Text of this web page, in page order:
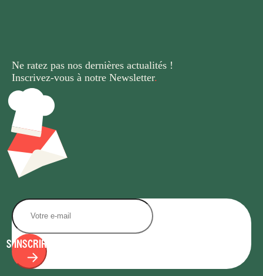
Ne ratez pas nos dernières actualités !
Inscrivez-vous à notre Newsletter.
S'INSCRIRE